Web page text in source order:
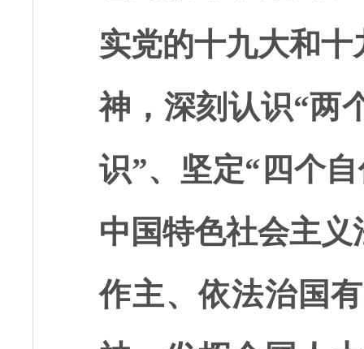
实党的十九大和
神，深刻认识“两
识”、坚定“四个
中国特色社会主
作主、依法治国